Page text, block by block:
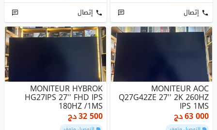
إتصال إتصال
MONITEUR AOC
Q27G42ZE 27'' 2K 260HZ
IPS 1MS
63 000دج
MONITEUR HYBROK
HG27IPS 27'' FHD IPS
180HZ /1MS
32 500دج